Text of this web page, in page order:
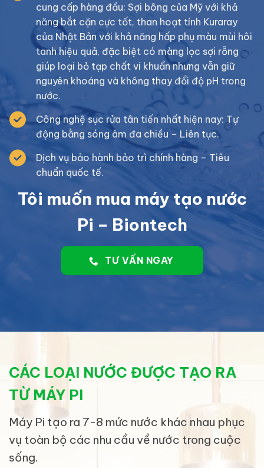
cung cấp hàng đầu: Sợi bông của Mỹ với khả
năng bắt cặn cực tốt, than hoạt tính Kuraray
của Nhật Bản với khả năng hấp phụ màu mùi hôi
tanh hiệu quả, đặc biệt có màng lọc sợi rỗng
giúp loại bỏ tạp chất vi khuẩn nhưng vẫn giữ
nguyên khoáng và không thay đổi độ pH trong
nước.
Công nghệ sục rửa tân tiến nhất hiện nay: Tự
động bằng sóng âm đa chiều – Liên tục.
Dịch vụ bảo hành bảo trì chính hàng – Tiêu
chuẩn quốc tế.
Tôi muốn mua máy tạo nước
Pi – Biontech
TƯ VẤN NGAY
CÁC LOẠI NƯỚC ĐƯỢC TẠO RA
TỪ MÁY PI
Máy Pi tạo ra 7-8 mức nước khác nhau phục
vụ toàn bộ các nhu cầu về nước trong cuộc
sống.